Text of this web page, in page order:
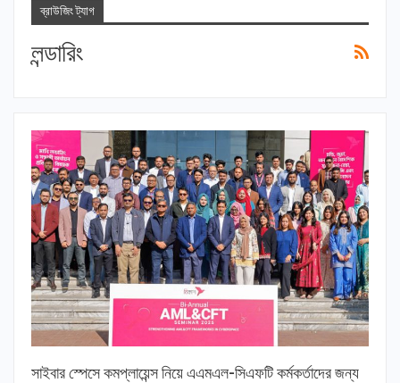
ব্রাউজিং ট্যাগ
লন্ডারিং
সাইবার স্পেসে কমপ্লায়েন্স নিয়ে এএমএল-সিএফটি কর্মকর্তাদের জন্য